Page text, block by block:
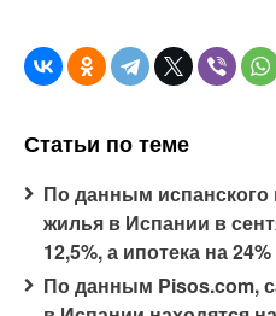
Статьи по теме
По данным испанского
жилья в Испании в
12,5%, а ипотека на 24%
По данным Pisos.com,